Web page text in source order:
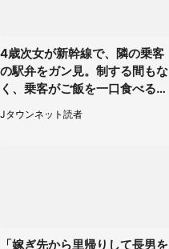
4歳次女が新幹線で、隣の乗客
の駅弁をガン見。制する間もな
く、乗客がご飯を一口食べると
（茨城県・50代女性）
Jタウンネット読者
「嫁ぎ先から里帰りして長男を